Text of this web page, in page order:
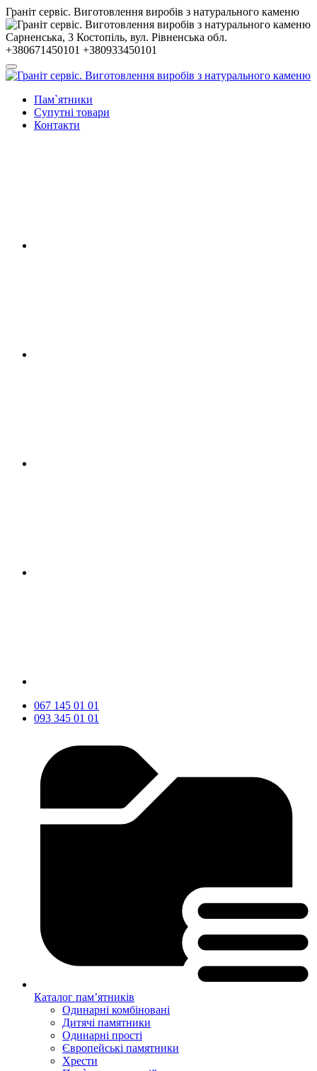
Гранiт сервiс. Виготовлення виробів з натурального каменю
Сарненська, 3 Костопiль, вул. Рiвненська обл.
+380671450101 +380933450101
Пам`ятники
Супутні товари
Контакти
067 145 01 01
093 345 01 01
Каталог пам’ятників
Одинарні комбіновані
Дитячі памятники
Одинарні прості
Європейські памятники
Хрести